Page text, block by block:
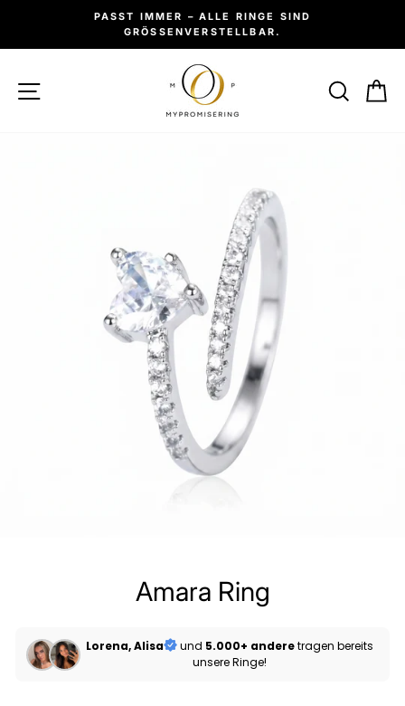
Inhalt
Pause
PASST IMMER – ALLE RINGE SIND
GRÖSSENVERSTELLBAR.
SEITENNAVIGATION
Amara Ring
Lorena, Alisa und 5.000+ anderetragen bereits
unsere Ringe!